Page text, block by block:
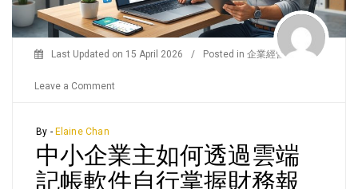
Last Updated on 15 April 2026 / Posted in 企業經營 /
Leave a Comment
企
業
By - Elaine Chan
中小企業主如何透過雲端
記帳軟件自行掌握財務報